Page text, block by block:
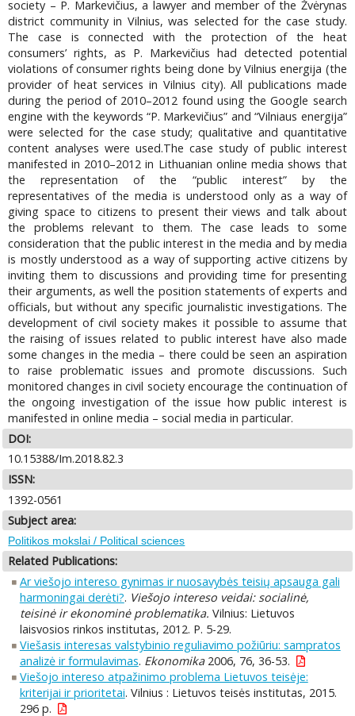
society – P. Markevičius, a lawyer and member of the Žvėrynas
district community in Vilnius, was selected for the case study.
The case is connected with the protection of the heat
consumers’ rights, as P. Markevičius had detected potential
violations of consumer rights being done by Vilnius energija (the
provider of heat services in Vilnius city). All publications made
during the period of 2010–2012 found using the Google search
engine with the keywords “P. Markevičius” and “Vilniaus energija”
were selected for the case study; qualitative and quantitative
content analyses were used.The case study of public interest
manifested in 2010–2012 in Lithuanian online media shows that
the representation of the “public interest” by the
representatives of the media is understood only as a way of
giving space to citizens to present their views and talk about
the problems relevant to them. The case leads to some
consideration that the public interest in the media and by media
is mostly understood as a way of supporting active citizens by
inviting them to discussions and providing time for presenting
their arguments, as well the position statements of experts and
officials, but without any specific journalistic investigations. The
development of civil society makes it possible to assume that
the raising of issues related to public interest have also made
some changes in the media – there could be seen an aspiration
to raise problematic issues and promote discussions. Such
monitored changes in civil society encourage the continuation of
the ongoing investigation of the issue how public interest is
manifested in online media – social media in particular.
DOI:
10.15388/Im.2018.82.3
ISSN:
1392-0561
Subject area:
Politikos mokslai / Political sciences
Related Publications:
Ar viešojo intereso gynimas ir nuosavybės teisių apsauga gali
harmoningai derėti?. Viešojo intereso veidai: socialinė,
teisinė ir ekonominė problematika. Vilnius: Lietuvos
laisvosios rinkos institutas, 2012. P. 5-29.
Viešasis interesas valstybinio reguliavimo požiūriu: sampratos
analizė ir formulavimas. Ekonomika2006, 76, 36-53.
Viešojo intereso atpažinimo problema Lietuvos teisėje:
kriterijai ir prioritetai. Vilnius : Lietuvos teisės institutas, 2015.
296 p.